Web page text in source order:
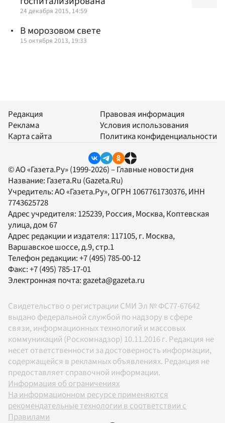
24 декабря 2015, 14:59
В морозовом свете
15 октября 2013, 19:33
Редакция
Реклама
Карта сайта
Правовая информация
Условия использования
Политика конфиденциальности
© АО «Газета.Ру» (1999-2026) – Главные новости дня
Название: Газета.Ru (Gazeta.Ru)
Учредитель:АО «Газета.Ру», ОГРН 1067761730376, ИНН
7743625728
Адрес учредителя: 125239, Россия, Москва, Коптевская
улица, дом 67
Адрес редакции и издателя: 117105, г. Москва,
Варшавское шоссе, д.9, стр.1
Телефон редакции:+7 (495) 785-00-12
Факс:+7 (495) 785-17-01
Электронная почта:gazeta@gazeta.ru
Свидетельство о регистрации СМИ Эл № ФС77-67642
выдано федеральной службой по надзору в сфере
связи, информационных технологий и массовых
коммуникаций (Роскомнадзор) 10.11.2016 г. Редакция не
несет ответственности за достоверность информации,
содержащейся в рекламных объявлениях. Редакция не
предоставляет справочной информации.
Информация об ограничениях
На информационном ресурсе применяются
рекомендательные технологии в соответствии с
Правилами